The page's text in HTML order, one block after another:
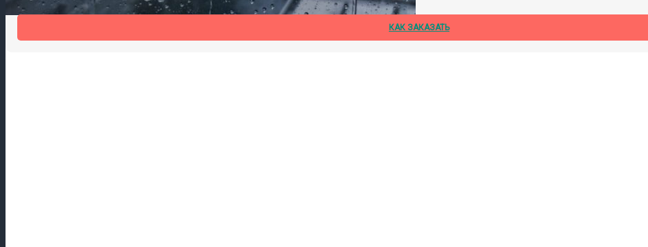
Шумогасящая накладка на отлив Антидождь избавит от шума дождя
КАК ЗАКАЗАТЬ